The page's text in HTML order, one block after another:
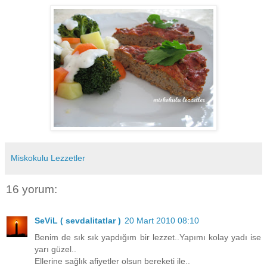
Miskokulu Lezzetler
16 yorum:
SeViL ( sevdalitatlar ) 20 Mart 2010 08:10
Benim de sık sık yapdığım bir lezzet..Yapımı kolay yadı ise
yarı güzel..
Ellerine sağlık afiyetler olsun bereketi ile..